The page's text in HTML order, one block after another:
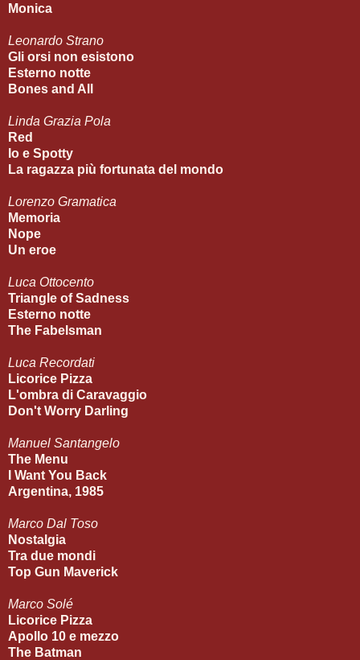
Monica
Leonardo Strano
Gli orsi non esistono
Esterno notte
Bones and All
Linda Grazia Pola
Red
Io e Spotty
La ragazza più fortunata del mondo
Lorenzo Gramatica
Memoria
Nope
Un eroe
Luca Ottocento
Triangle of Sadness
Esterno notte
The Fabelsman
Luca Recordati
Licorice Pizza
L'ombra di Caravaggio
Don't Worry Darling
Manuel Santangelo
The Menu
I Want You Back
Argentina, 1985
Marco Dal Toso
Nostalgia
Tra due mondi
Top Gun Maverick
Marco Solé
Licorice Pizza
Apollo 10 e mezzo
The Batman